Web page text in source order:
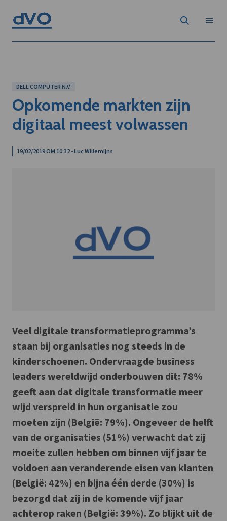
DELL COMPUTER N.V.
Opkomende markten zijn
digitaal meest volwassen
19/02/2019 OM 10:32 - Luc Willemijns
Veel digitale transformatieprogramma’s
staan bij organisaties nog steeds in de
kinderschoenen. Ondervraagde business
leaders wereldwijd onderbouwen dit: 78%
geeft aan dat digitale transformatie meer
wijd verspreid in hun organisatie zou
moeten zijn (België: 79%). Ongeveer de helft
van de organisaties (51%) verwacht dat zij
moeite zullen hebben om binnen vijf jaar te
voldoen aan veranderende eisen van klanten
(België: 42%) en bijna één derde (30%) is
bezorgd dat zij in de komende vijf jaar
achterop raken (België: 39%). Zo blijkt uit de